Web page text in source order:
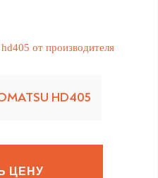
HD405
ЦЕНУ